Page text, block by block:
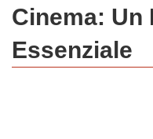
Cinema: Un
Essenziale